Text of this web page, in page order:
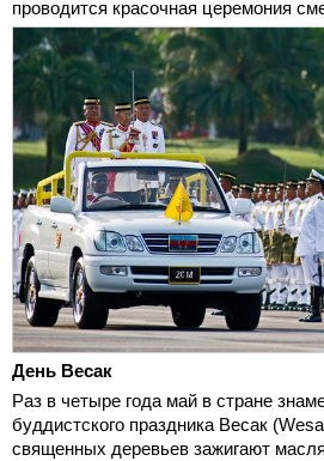
проводится красочная церемония
День Весак
Раз в четыре года май в стране
буддистского праздника Весак
священных деревьев зажигают